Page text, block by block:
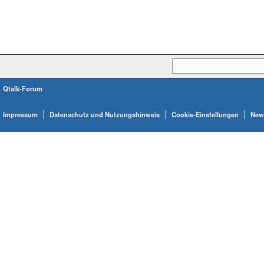
Qtalk-Forum
Impressum | Datenschutz und Nutzungshinweis | Cookie-Einstellungen |